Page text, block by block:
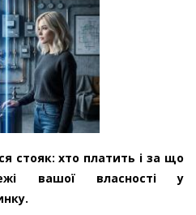
стояк: хто платить і за що
вашої власності у